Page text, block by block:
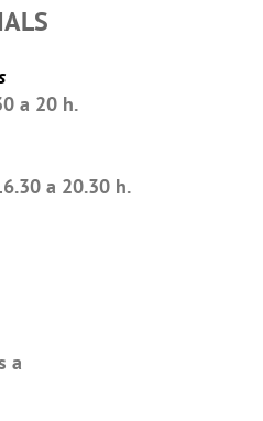
a 20 h.
a 20.30 h.
a